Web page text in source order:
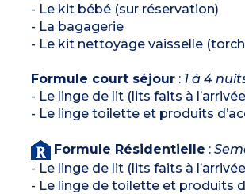
- Le kit bébé (sur réservation)
- La bagagerie
- Le kit nettoyage vaisselle
Formule court séjour: 1 à 4
- Le linge de lit (lits faits à
- Le linge toilette et produits
Formule Résidentielle :
- Le linge de lit (lits faits à
- Le linge de toilette et produits